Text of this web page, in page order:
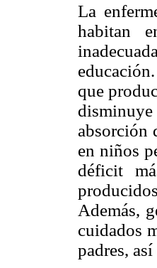
La
habitan
que
absorción
en niños
déficit
Además,
cuidados
padres,